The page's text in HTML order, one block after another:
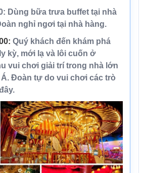
Dùng bữa trưa buffet tại nhà
nghỉ ngơi tại nhà hàng.
Quý khách đến khám phá
kỳ, mới lạ và lôi cuốn ở
vui chơi giải trí trong nhà lớn
. Đoàn tự do vui chơi các trò